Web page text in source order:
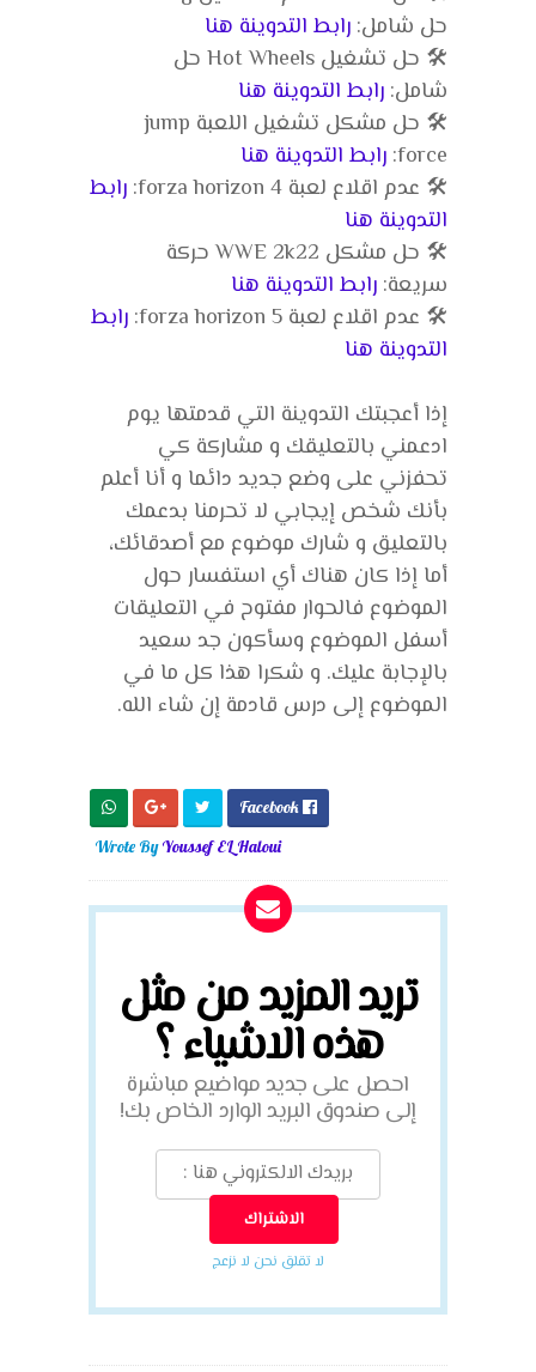
حل شامل: رابط التدوينة هنا
🛠️ حل تشغيل Hot Wheels حل
شامل: رابط التدوينة هنا
🛠️ حل مشكل تشغيل اللعبة jump
force: رابط التدوينة هنا
🛠️ عدم اقلاع لعبة forza horizon 4:
رابط
التدوينة هنا
🛠️ حل مشكل WWE 2k22 حركة
سريعة: رابط التدوينة هنا
🛠️ عدم اقلاع لعبة forza horizon 5:
رابط
التدوينة هنا
إذا أعجبتك التدوينة التي قدمتها يوم
ادعمني بالتعليقك و مشاركة كي
تحفزني على وضع جديد دائما و أنا أعلم
بأنك شخص إيجابي لا تحرمنا بدعمك
بالتعليق و شارك موضوع مع أصدقائك،
أما إذا كان هناك أي استفسار حول
الموضوع فالحوار مفتوح في التعليقات
أسفل الموضوع وسأكون جد سعيد
بالإجابة عليك. و شكرا هذا كل ما في
الموضوع إلى درس قادمة إن شاء الله.

Wrote ByYoussef EL Haloui
تريد المزيد من مثل
هذه الاشياء ؟
احصل على جديد مواضيع مباشرة
إلى صندوق البريد الوارد الخاص بك!
لا تقلق نحن لا نزعج